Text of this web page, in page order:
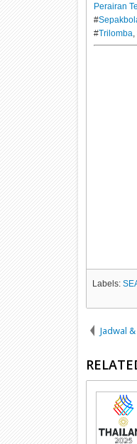
Perairan
#
#Trilomba
Labels:
Jadwal